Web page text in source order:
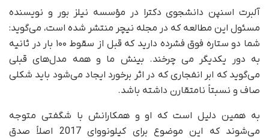
آلبرت اسنپن دانشجوی دکترا در مؤسسه نیلز بور و نویسنده
مسئول این مطالعه که در مجله نیچر منتشر شده است، می‌گوید:
شما دو ستاره فوق فشرده دارید که قبل از سقوط ۱۰۰ بار در ثانیه
به دور یکدیگر می چرخند. بینش ما و همه مدل‌های قبلی
می‌گوید که ابر انفجاری که در اثر برخورد ایجاد می‌شود باید شکلی
صاف و نسبتاً نامتقارن داشته باشد.
به همین دلیل است که او و همکارانش با شگفتی متوجه
می‌شوند که این موضوع برای کیلونووای 2017 اصلاً صدق